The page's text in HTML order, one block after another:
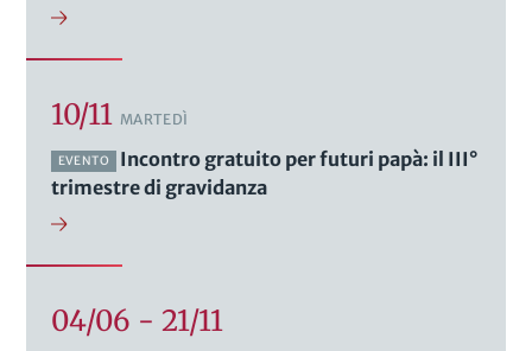
10/11 MARTEDÌ
EVENTO
Incontro gratuito per futuri papà: il III°
trimestre di gravidanza
04/06 - 21/11